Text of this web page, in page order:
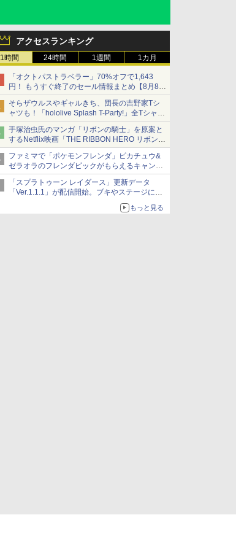
アクセスランキング
1時間 24時間 1週間 1カ月
「オクトパストラベラー」70%オフで1,643
円！ もうすぐ終了のセール情報まとめ【8月8日
更新】
ニンテンドーeショップでは「大神 絶景版」が
67%オフで990円
そらザウルスやギャルきち、団長の吉野家Tシ
ャツも！「hololive Splash T-Party!」全Tシャツ
ラインナップ公開＆オンライン販売開始
手塚治虫氏のマンガ「リボンの騎士」を原案と
するNetflix映画「THE RIBBON HERO リボンヒ
ーロー」本日配信開始
ファミマで「ポケモンフレンダ」ピカチュウ&
ゼラオラのフレンダピックがもらえるキャンペ
ーン開催！
「スプラトゥーン レイダース」更新データ
「Ver.1.1.1」が配信開始。ブキやステージに関
もっと見る